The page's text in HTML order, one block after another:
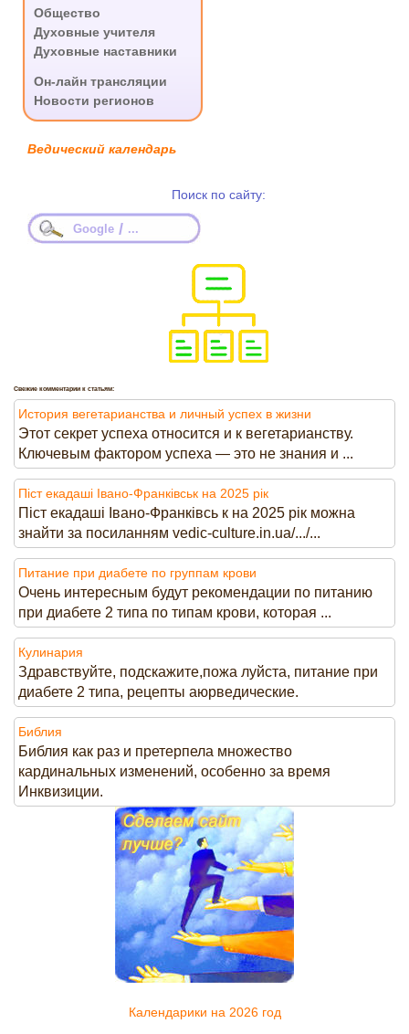
Общество
Духовные учителя
Духовные наставники
Он-лайн трансляции
Новости регионов
Ведический календарь
Поиск по сайту:
Google / ...
Свежие комментарии к статьям:
История вегетарианства и личный успех в жизни
Этот секрет успеха относится и к вегетарианству.
Ключевым фактором успеха — это не знания и ...
Піст екадаші Івано-Франківськ на 2025 рік
Піст екадаші Івано-Франківсь к на 2025 рік можна
знайти за посиланням vedic-culture.in.ua/.../...
Питание при диабете по группам крови
Очень интересным будут рекомендации по питанию
при диабете 2 типа по типам крови, которая ...
Кулинария
Здравствуйте, подскажите,пожа луйста, питание при
диабете 2 типа, рецепты аюрведические.
Библия
Библия как раз и претерпела множество
кардинальных изменений, особенно за время
Инквизиции.
Календарики на 2026 год